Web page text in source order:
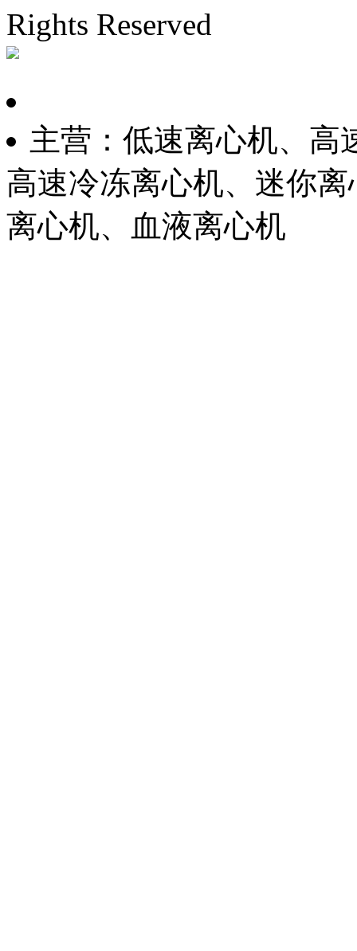
Rights Reserved
主营：低速离心机、高
高速冷冻离心机、迷你
离心机、血液离心机